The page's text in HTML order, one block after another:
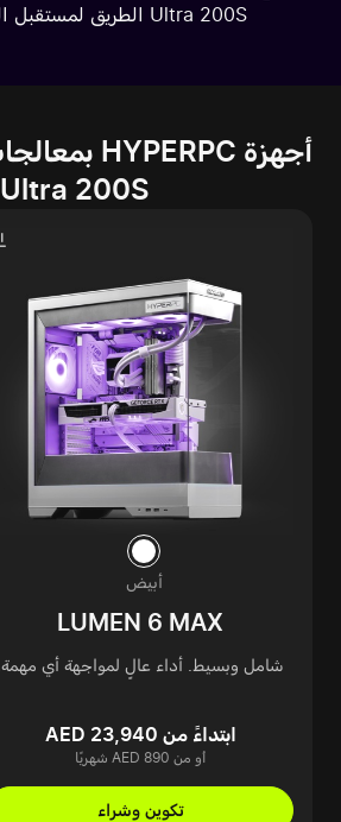
Ultra 200S الطريق لمستقبل القوة والأداء.
Ultra 200S
أبيض
LUMEN 6 MAX
شامل وبسيط. أداء عالٍ لمواجهة أي مهمة.
ابتداءً من AED 23,940
أو من AED 890 شهريًا
تكوين وشراء